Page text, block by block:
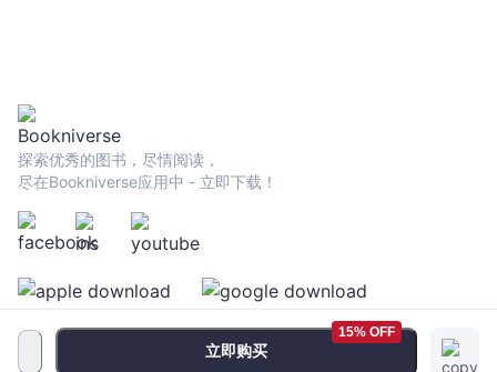
立即购买
15% OFF
探索优秀的图书，尽情阅读，
尽在Bookniverse应用中 - 立即下载！